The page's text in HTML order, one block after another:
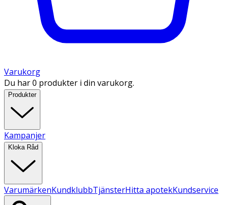
Varukorg
Du har 0 produkter i din varukorg.
Produkter
Kampanjer
Kloka Råd
VarumärkenKundklubbTjänsterHitta apotekKundservice